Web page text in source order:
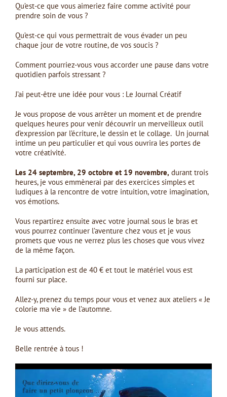
Qu’est-ce que vous aimeriez faire comme activité pour
prendre soin de vous ?
Qu’est-ce qui vous permettrait de vous évader un peu
chaque jour de votre routine, de vos soucis ?
Comment pourriez-vous vous accorder une pause dans votre
quotidien parfois stressant ?
J’ai peut-être une idée pour vous : Le Journal Créatif
Je vous propose de vous arrêter un moment et de prendre
quelques heures pour venir découvrir un merveilleux outil
d’expression par l’écriture, le dessin et le collage. Un journal
intime un peu particulier et qui vous ouvrira les portes de
votre créativité.
Les 24 septembre, 29 octobre et 19 novembre, durant trois
heures, je vous emmènerai par des exercices simples et
ludiques à la rencontre de votre intuition, votre imagination,
vos émotions.
Vous repartirez ensuite avec votre journal sous le bras et
vous pourrez continuer l’aventure chez vous et je vous
promets que vous ne verrez plus les choses que vous vivez
de la même façon.
La participation est de 40 € et tout le matériel vous est
fourni sur place.
Allez-y, prenez du temps pour vous et venez aux ateliers « Je
colorie ma vie » de l’automne.
Je vous attends.
Belle rentrée à tous !
Lecteur